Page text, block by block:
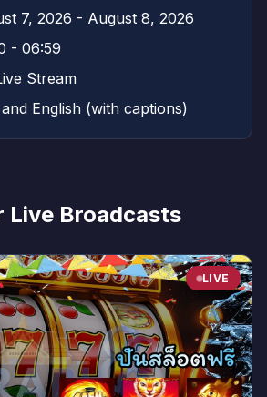
7, 2026 - August 8, 2026
- 06:59
Stream
English (with captions)
Live Broadcasts
LIVE